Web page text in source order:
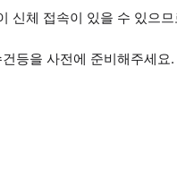
신체 접속이 있을 수 있으
등을 사전에 준비해주세요.